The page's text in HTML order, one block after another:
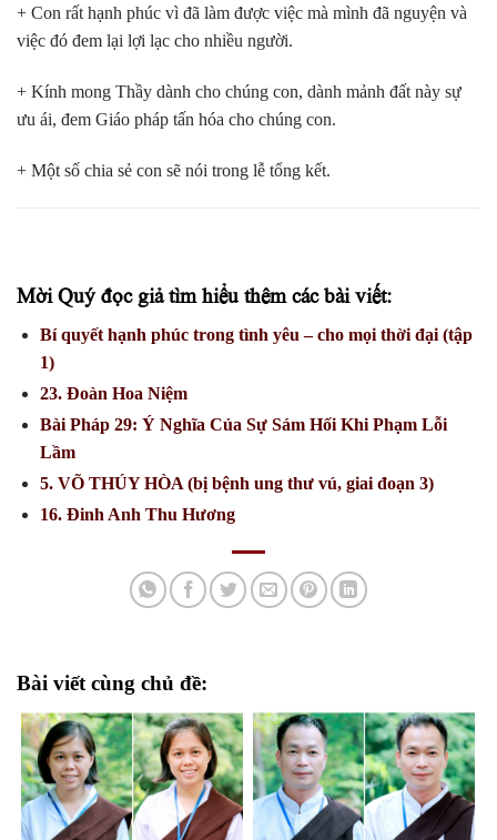
+ Con rất hạnh phúc vì đã làm được việc mà mình đã nguyện và
việc đó đem lại lợi lạc cho nhiều người.
+ Kính mong Thầy dành cho chúng con, dành mảnh đất này sự
ưu ái, đem Giáo pháp tấn hóa cho chúng con.
+ Một số chia sẻ con sẽ nói trong lễ tổng kết.
Mời Quý đọc giả tìm hiểu thêm các bài viết:
Bí quyết hạnh phúc trong tình yêu – cho mọi thời đại (tập
1)
23. Đoàn Hoa Niệm
Bài Pháp 29: Ý Nghĩa Của Sự Sám Hối Khi Phạm Lỗi
Lầm
5. VÕ THÚY HÒA (bị bệnh ung thư vú, giai đoạn 3)
16. Đinh Anh Thu Hương
Bài viết cùng chủ đề: